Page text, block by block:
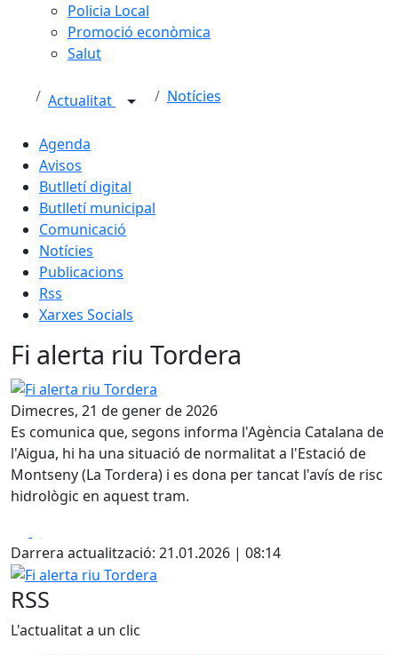
Policia Local
Promoció econòmica
Salut
Actualitat Notícies
Agenda
Avisos
Butlletí digital
Butlletí municipal
Comunicació
Notícies
Publicacions
Rss
Xarxes Socials
Fi alerta riu Tordera
Fi alerta riu Tordera
Dimecres, 21 de gener de 2026
Es comunica que, segons informa l'Agència Catalana de
l'Aigua, hi ha una situació de normalitat a l'Estació de
Montseny (La Tordera) i es dona per tancat l'avís de risc
hidrològic en aquest tram.
Darrera actualització: 21.01.2026 | 08:14
Fi alerta riu Tordera
RSS
L'actualitat a un clic